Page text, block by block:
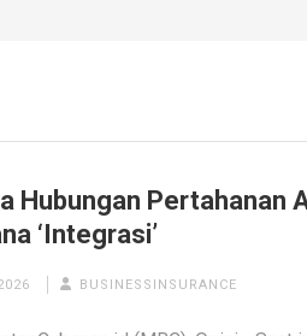
Hubungan Pertahanan
‘Integrasi’
BUSINESSINSURANCE